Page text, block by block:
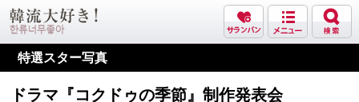
特選スター写真
ドラマ『コクドゥの季節』制作発表会